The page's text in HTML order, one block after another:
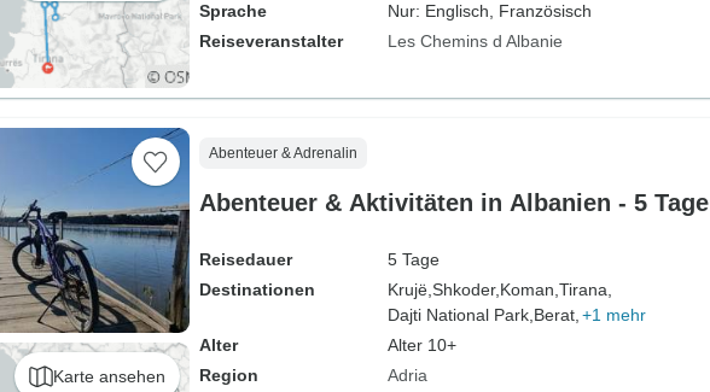
Sprache
Nur: Englisch, Französisch
Reiseveranstalter
Les Chemins d Albanie
Karte ansehen
Abenteuer & Adrenalin
Abenteuer & Aktivitäten in Albanien - 5 Tage
Reisedauer
5 Tage
Destinationen
Krujë, Shkoder, Koman, Tirana,
Dajti National Park, Berat, +1 mehr
Alter
Alter 10+
Region
Adria